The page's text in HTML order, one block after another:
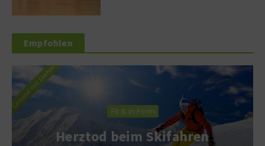
Empfohlen
Fit & in Form
Herztod beim Skifahren